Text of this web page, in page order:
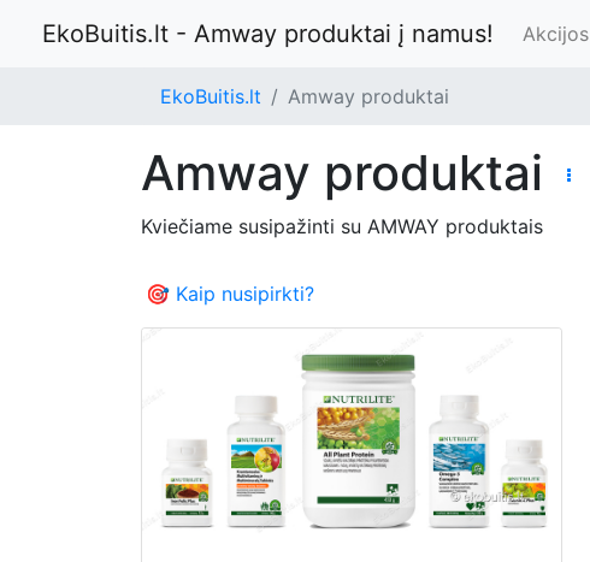
EkoBuitis.lt - Amway produktai į namus! Akcijos
EkoBuitis.lt Amway produktai
Amway produktai
Kviečiame susipažinti su AMWAY produktais
🎯 Kaip nusipirkti?